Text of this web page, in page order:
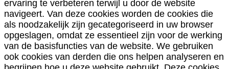
ervaring te verbeteren terwijl u door de website
navigeert. Van deze cookies worden de cookies die
als noodzakelijk zijn gecategoriseerd in uw browser
opgeslagen, omdat ze essentieel zijn voor de werking
van de basisfuncties van de website. We gebruiken
ook cookies van derden die ons helpen analyseren en